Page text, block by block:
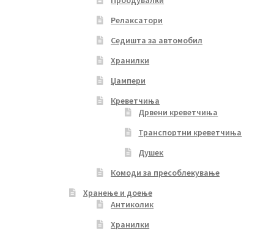
Релаксатори
Седишта за автомобил
Хранилки
Џампери
Креветчиња
Дрвени креветчиња
Транспортни креветчиња
Душек
Комоди за пресоблекување
Хранење и доење
Антиколик
Хранилки